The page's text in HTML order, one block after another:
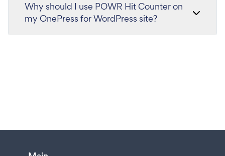
Why should I use POWR Hit Counter on
my OnePress for WordPress site?